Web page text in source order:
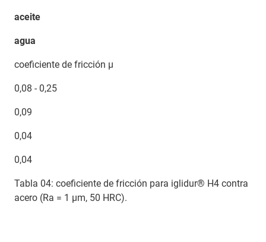
aceite
agua
coeficiente de fricción µ
0,08 - 0,25
0,09
0,04
0,04
Tabla 04: coeficiente de fricción para iglidur® H4 contra
acero (Ra = 1 μm, 50 HRC).